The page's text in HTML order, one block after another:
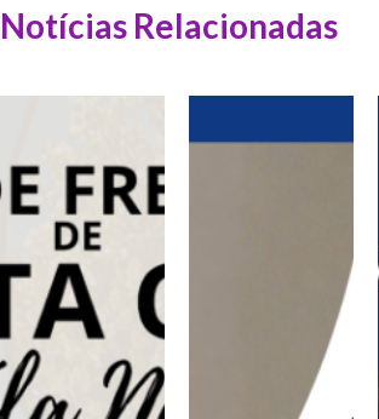
Notícias Relacionadas